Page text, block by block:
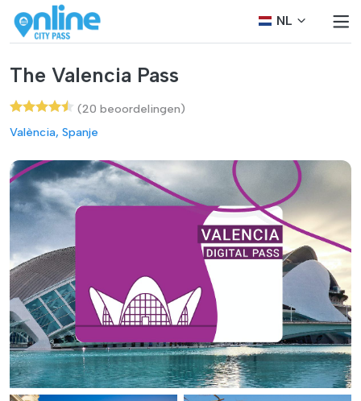
NL
The Valencia Pass
(20 beoordelingen)
València, Spanje